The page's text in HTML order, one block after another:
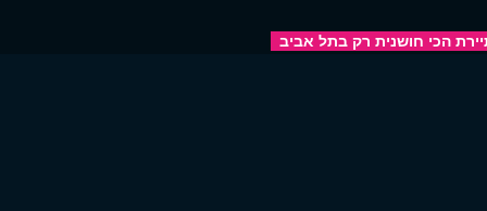
הכי חושנית רק בתל אביב